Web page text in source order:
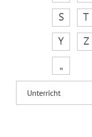
S
T
Y
Z
„